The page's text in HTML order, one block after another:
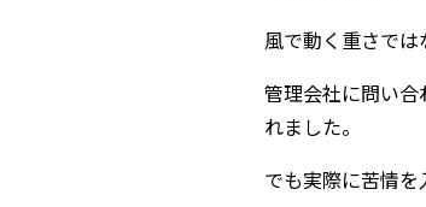
風で動く重さでは
管理会社に問い
れました。
でも実際に苦情を